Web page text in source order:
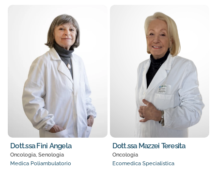
Dott.ssa Fini Angela
Oncologia, Senologia
Medica Poliambulatorio
Dott.ssa Mazzei Teresita
Oncologia
Ecomedica Specialistica